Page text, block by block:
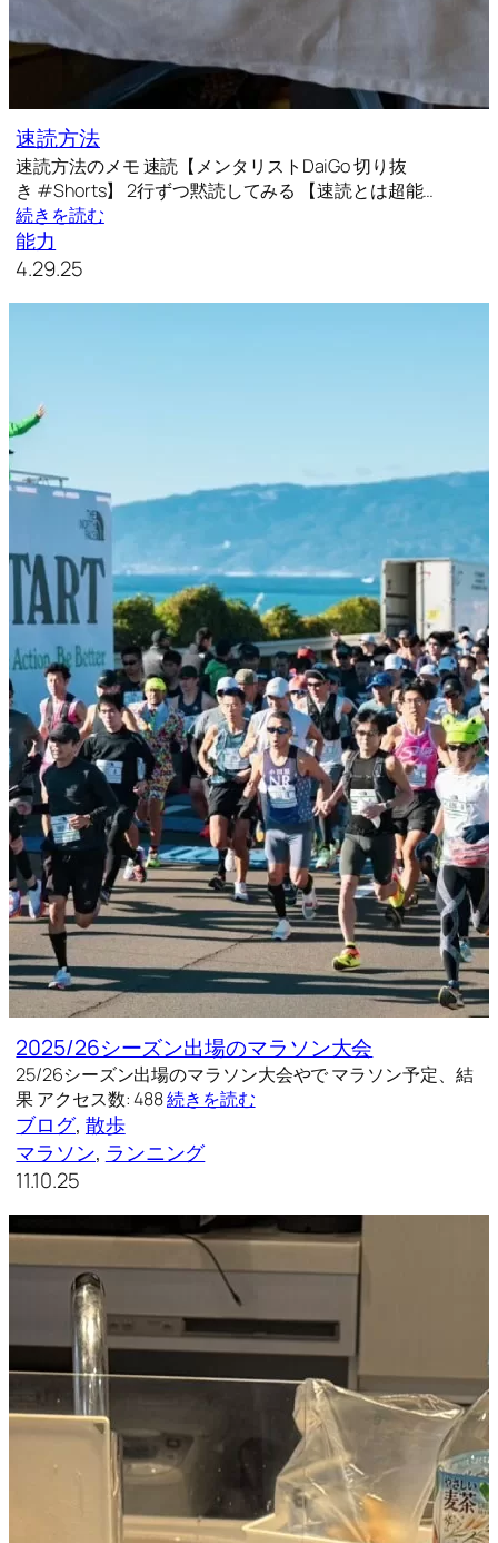
速読方法
速読方法のメモ 速読【メンタリストDaiGo 切り抜
き #Shorts】 2行ずつ黙読してみる 【速読とは超能…
続きを読む
能力
4.29.25
2025/26シーズン出場のマラソン大会
25/26シーズン出場のマラソン大会やで マラソン予定、結
果 アクセス数: 488続きを読む
ブログ, 散歩
マラソン, ランニング
11.10.25